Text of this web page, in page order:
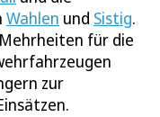
Wahlen und Sistig.
für die
zur